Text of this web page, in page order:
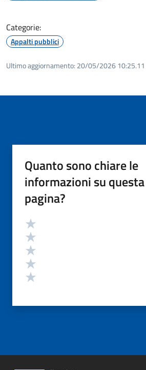
Categorie:
Appalti pubblici
Ultimo aggiornamento: 20/05/2026 10:25.11
Quanto sono chiare le
informazioni su questa
pagina?
Valutazione